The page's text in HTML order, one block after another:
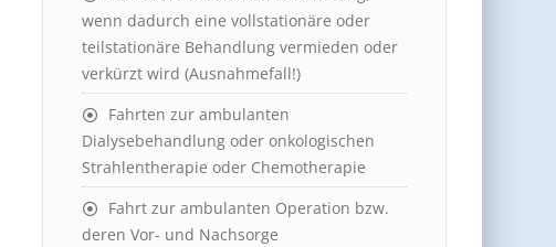
wenn dadurch eine vollstationäre oder
teilstationäre Behandlung vermieden oder
verkürzt wird (Ausnahmefall!)
Fahrten zur ambulanten
Dialysebehandlung oder onkologischen
Strahlentherapie oder Chemotherapie
Fahrt zur ambulanten Operation bzw.
deren Vor- und Nachsorge